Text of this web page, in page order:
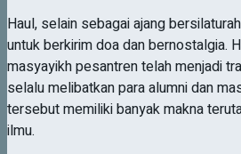
Haul, selain sebagai ajang
untuk berkirim doa dan bernostalgia.
masyayikh pesantren telah menjadi
selalu melibatkan para alumni dan
tersebut memiliki banyak makna
ilmu.